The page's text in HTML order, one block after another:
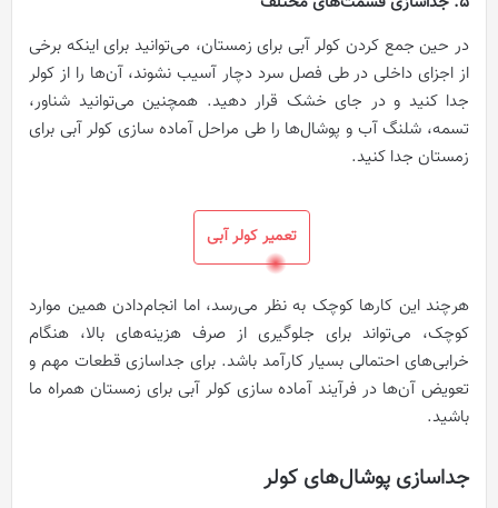
در حین جمع‌ کردن کولر آبی برای زمستان، می‌توانید برای اینکه برخی
از اجزای داخلی در طی فصل سرد دچار آسیب نشوند، آن‌ها را از کولر
جدا کنید و در جای خشک قرار دهید. همچنین می‌توانید شناور،
تسمه، شلنگ آب و پوشال‌ها را طی مراحل آماده سازی کولر آبی برای
زمستان جدا کنید.
تعمیر کولر آبی
هرچند این کارها کوچک به نظر می‌رسد، اما انجام‌دادن همین موارد
کوچک، می‌تواند برای جلوگیری از صرف هزینه‌های بالا، هنگام
خرابی‌های احتمالی بسیار کارآمد باشد. برای جداسازی قطعات مهم و
تعویض آن‌ها در فرآیند آماده سازی کولر آبی برای زمستان همراه ما
باشید.
جداسازی پوشال‌های کولر